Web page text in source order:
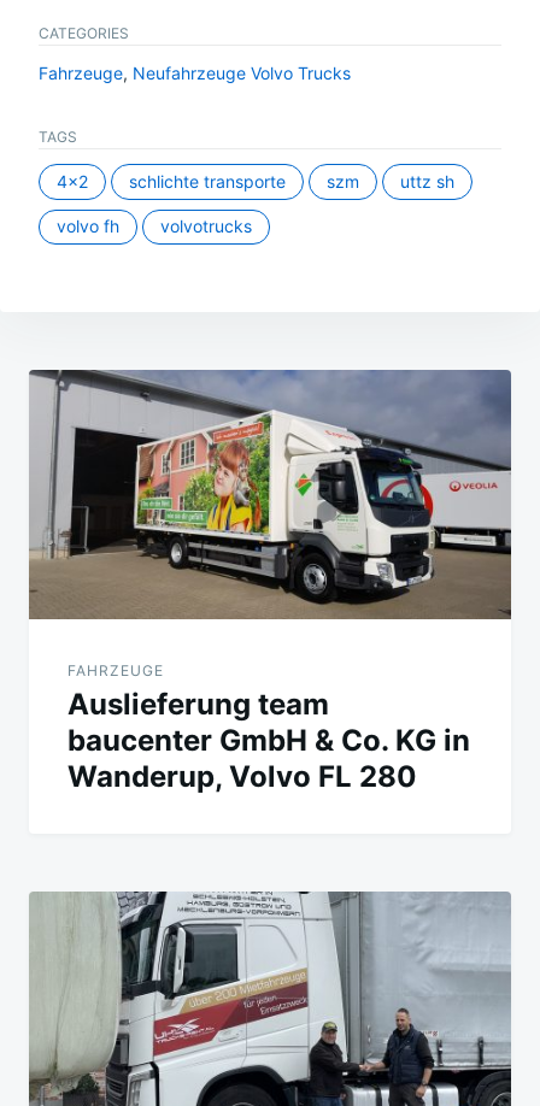
CATEGORIES
Fahrzeuge, Neufahrzeuge Volvo Trucks
TAGS
4x2 schlichte transporte szm uttz sh
volvo fh volvotrucks
Beitragsnavigation
FAHRZEUGE
Auslieferung team
baucenter GmbH & Co. KG in
Wanderup, Volvo FL 280